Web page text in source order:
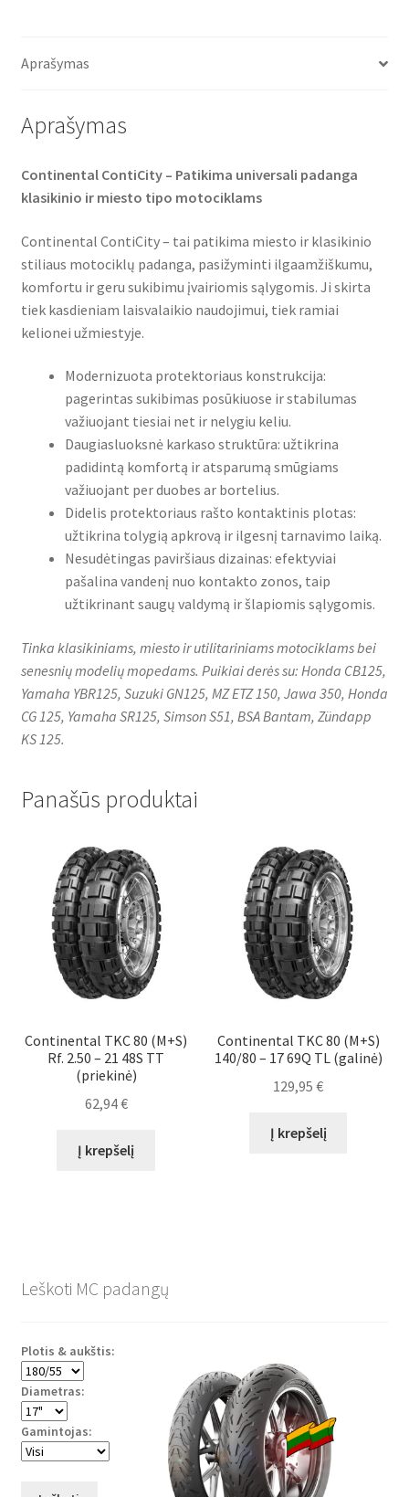
o
r
p
Aprašymas
Aprašymas
Continental ContiCity – Patikima universali padanga
klasikinio ir miesto tipo motociklams
Continental ContiCity – tai patikima miesto ir klasikinio
stiliaus motociklų padanga, pasižyminti ilgaamžiškumu,
komfortu ir geru sukibimu įvairiomis sąlygomis. Ji skirta
tiek kasdieniam laisvalaikio naudojimui, tiek ramiai
kelionei užmiestyje.
Modernizuota protektoriaus konstrukcija:
pagerintas sukibimas posūkiuose ir stabilumas
važiuojant tiesiai net ir nelygiu keliu.
Daugiasluoksnė karkaso struktūra: užtikrina
padidintą komfortą ir atsparumą smūgiams
važiuojant per duobes ar bortelius.
Didelis protektoriaus rašto kontaktinis plotas:
užtikrina tolygią apkrovą ir ilgesnį tarnavimo laiką.
Nesudėtingas paviršiaus dizainas: efektyviai
pašalina vandenį nuo kontakto zonos, taip
užtikrinant saugų valdymą ir šlapiomis sąlygomis.
Tinka klasikiniams, miesto ir utilitariniams motociklams bei
senesnių modelių mopedams. Puikiai derės su: Honda CB125,
Yamaha YBR125, Suzuki GN125, MZ ETZ 150, Jawa 350, Honda
CG 125, Yamaha SR125, Simson S51, BSA Bantam, Zündapp
KS 125.
Panašūs produktai
Continental TKC 80 (M+S)
Rf. 2.50 – 21 48S TT
(priekinė)
62,94€
Į krepšelį
Continental TKC 80 (M+S)
140/80 – 17 69Q TL (galinė)
129,95€
Į krepšelį
Leškoti MC padangų
Plotis & aukštis:
Diametras:
Gamintojas: